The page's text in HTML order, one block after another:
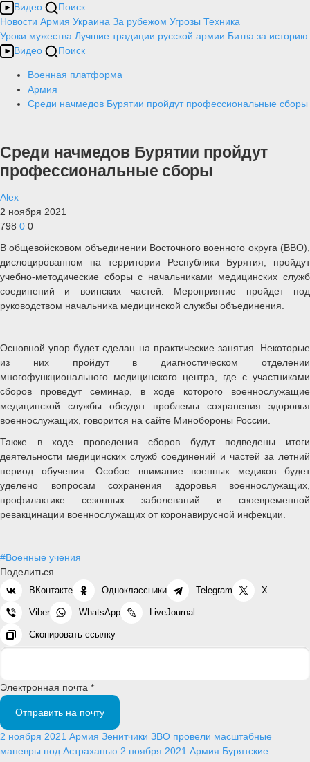
Видео
Поиск
Новости Армия Украина За рубежом Угрозы Техника
Уроки мужества Лучшие традиции русской армии Битва за историю
Видео
Поиск
Военная платформа
Армия
Среди начмедов Бурятии пройдут профессиональные сборы
Среди начмедов Бурятии пройдут
профессиональные сборы
Alex
2 ноября 2021
798 0 0
В общевойсковом объединении Восточного военного округа (ВВО),
дислоцированном на территории Республики Бурятия, пройдут
учебно-методические сборы с начальниками медицинских служб
соединений и воинских частей. Мероприятие пройдет под
руководством начальника медицинской службы объединения.
Основной упор будет сделан на практические занятия. Некоторые
из них пройдут в диагностическом отделении
многофункционального медицинского центра, где с участниками
сборов проведут семинар, в ходе которого военнослужащие
медицинской службы обсудят проблемы сохранения здоровья
военнослужащих, говорится на сайте Минобороны России.
Также в ходе проведения сборов будут подведены итоги
деятельности медицинских служб соединений и частей за летний
период обучения. Особое внимание военных медиков будет
уделено вопросам сохранения здоровья военнослужащих,
профилактике сезонных заболеваний и своевременной
ревакцинации военнослужащих от коронавирусной инфекции.
#Военные учения
Поделиться
ВКонтакте Одноклассники Telegram X
Viber WhatsApp LiveJournal
Скопировать ссылку
Электронная почта *
Отправить на почту
2 ноября 2021 Армия Зенитчики ЗВО провели масштабные
маневры под Астраханью 2 ноября 2021 Армия Бурятские